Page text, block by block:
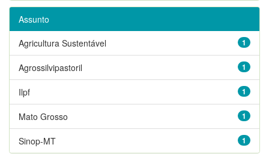
Assunto
1
Agricultura Sustentável
1
Agrossilvipastoril
1
Ilpf
1
Mato Grosso
1
Sinop-MT